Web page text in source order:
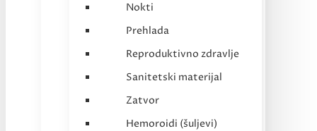
Nokti
Prehlada
Reproduktivno zdravlje
Sanitetski materijal
Zatvor
Hemoroidi (šuljevi)